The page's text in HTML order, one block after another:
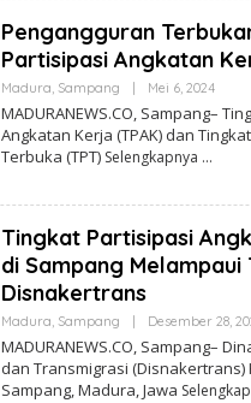
Pengangguran
Partisipasi Angkatan
Madura, Sampang Mei 6, 2024Oleh
MADURANEWS.CO, Sampang–
Angkatan Kerja (TPAK) dan
Terbuka (TPT) Selengkapnya
Tingkat Partisipasi
di Sampang Melampaui
Disnakertrans
Madura, Sampang Desember 28,
MADURANEWS.CO, Sampang–
dan Transmigrasi (Disnakertrans)
Sampang, Madura, Jawa